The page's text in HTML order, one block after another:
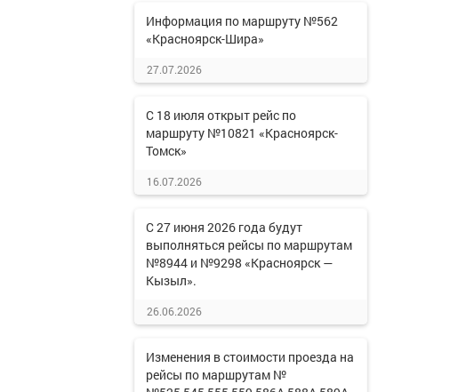
Информация по маршруту №562
«Красноярск-Шира»
27.07.2026
С 18 июля открыт рейс по
маршруту №10821 «Красноярск-
Томск»
16.07.2026
С 27 июня 2026 года будут
выполняться рейсы по маршрутам
№8944 и №9298 «Красноярск —
Кызыл».
26.06.2026
Изменения в стоимости проезда на
рейсы по маршрутам №